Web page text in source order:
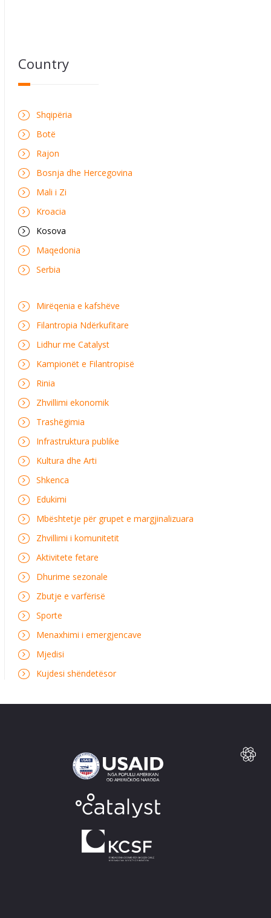
Country
Shqipëria
Botë
Rajon
Bosnja dhe Hercegovina
Mali i Zi
Kroacia
Kosova
Maqedonia
Serbia
Mirëqenia e kafshëve
Filantropia Ndërkufitare
Lidhur me Catalyst
Kampionët e Filantropisë
Rinia
Zhvillimi ekonomik
Trashëgimia
Infrastruktura publike
Kultura dhe Arti
Shkenca
Edukimi
Mbështetje për grupet e margjinalizuara
Zhvillimi i komunitetit
Aktivitete fetare
Dhurime sezonale
Zbutje e varfërisë
Sporte
Menaxhimi i emergjencave
Mjedisi
Kujdesi shëndetësor